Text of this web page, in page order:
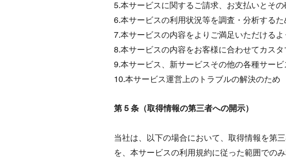
5.本サービスに関するご請求、お支払いとそ
6.本サービスの利用状況等を調査・分析するた
7.本サービスの内容をよりご満足いただける
8.本サービスの内容をお客様に合わせてカス
9.本サービス、新サービスその他の各種サー
10.本サービス運営上のトラブルの解決のため
第 5 条（取得情報の第三者への開示）
当社は、以下の場合において、取得情報を第
を、本サービスの利用規約に従った範囲での